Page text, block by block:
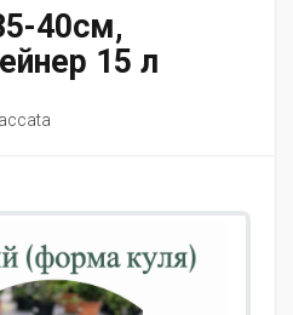
40см,
15 л